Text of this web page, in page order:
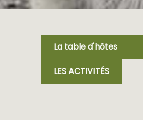
La table d'hôtes
LES ACTIVITÉS